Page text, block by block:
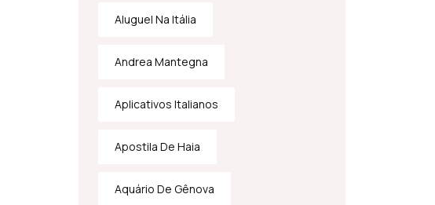
Aluguel Na Itália
Andrea Mantegna
Aplicativos Italianos
Apostila De Haia
Aquário De Gênova